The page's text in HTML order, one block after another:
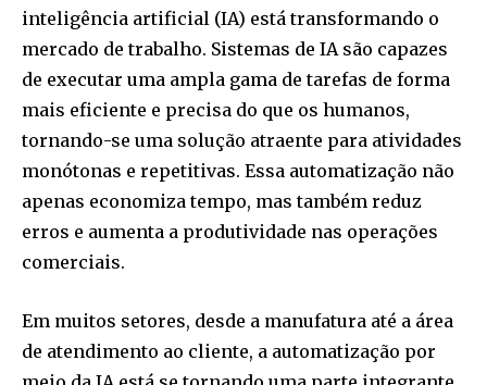
inteligência artificial (IA) está transformando o
mercado de trabalho. Sistemas de IA são capazes
de executar uma ampla gama de tarefas de forma
mais eficiente e precisa do que os humanos,
tornando-se uma solução atraente para atividades
monótonas e repetitivas. Essa automatização não
apenas economiza tempo, mas também reduz
erros e aumenta a produtividade nas operações
comerciais.
Em muitos setores, desde a manufatura até a área
de atendimento ao cliente, a automatização por